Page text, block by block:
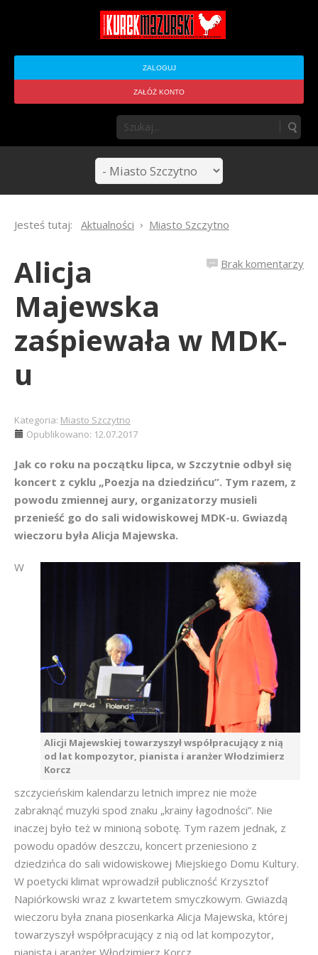
ZALOGUJ
ZAŁÓŻ KONTO
Jesteś tutaj: Aktualności Miasto Szczytno
Brak komentarzy
Alicja
Majewska
zaśpiewała w MDK-
u
Kategoria: Miasto Szczytno
Opublikowano: 12.07.2017
Jak co roku na początku lipca, w Szczytnie odbył się
koncert z cyklu „Poezja na dziedzińcu”. Tym razem, z
powodu zmiennej aury, organizatorzy musieli
przenieść go do sali widowiskowej MDK-u. Gwiazdą
wieczoru była Alicja Majewska.
Alicji Majewskiej towarzyszył współpracujący z nią
od lat kompozytor, pianista i aranżer Włodzimierz
Korcz
W
szczycieńskim kalendarzu letnich imprez nie może
zabraknąć muzyki spod znaku „krainy łagodności”. Nie
inaczej było też w minioną sobotę. Tym razem jednak, z
powodu opadów deszczu, koncert przeniesiono z
dziedzińca do sali widowiskowej Miejskiego Domu Kultury.
W poetycki klimat wprowadził publiczność Krzysztof
Napiórkowski wraz z kwartetem smyczkowym. Gwiazdą
wieczoru była znana piosenkarka Alicja Majewska, której
towarzyszył współpracujący z nią od lat kompozytor,
pianista i aranżer Włodzimierz Korcz.